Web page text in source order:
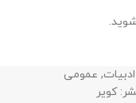
شوید.
ادبیات, عمومی
کویر